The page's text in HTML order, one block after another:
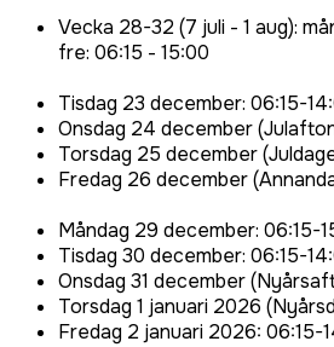
Vecka 28-32 (7 juli - 1 aug):
fre: 06:15 - 15:00
Tisdag 23 december: 06:15-
Onsdag 24 december
Torsdag 25 december
Fredag 26 december
Måndag 29 december: 06:15-
Tisdag 30 december: 06:15-
Onsdag 31 december
Torsdag 1 januari 2026
Fredag 2 januari 2026: 06:15-